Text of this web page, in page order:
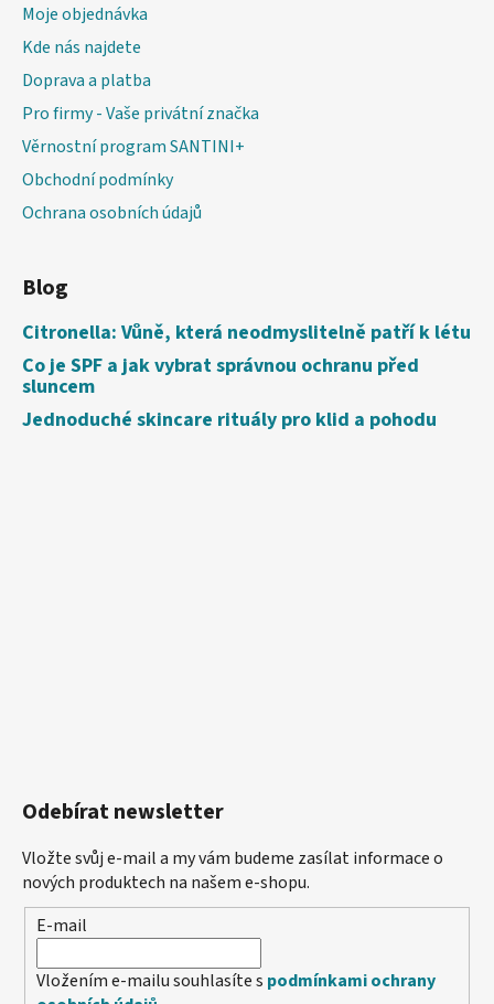
Moje objednávka
Kde nás najdete
Doprava a platba
Pro firmy - Vaše privátní značka
Věrnostní program SANTINI+
Obchodní podmínky
Ochrana osobních údajů
Blog
Citronella: Vůně, která neodmyslitelně patří k létu
Co je SPF a jak vybrat správnou ochranu před
sluncem
Jednoduché skincare rituály pro klid a pohodu
Odebírat newsletter
Vložte svůj e-mail a my vám budeme zasílat informace o
nových produktech na našem e-shopu.
E-mail
Vložením e-mailu souhlasíte s podmínkami ochrany